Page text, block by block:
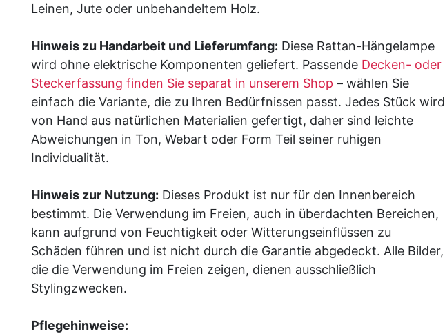
Leinen, Jute oder unbehandeltem Holz.
Hinweis zu Handarbeit und Lieferumfang: Diese Rattan-Hängelampe
wird ohne elektrische Komponenten geliefert. Passende Decken- oder
Steckerfassung finden Sie separat in unserem Shop – wählen Sie
einfach die Variante, die zu Ihren Bedürfnissen passt. Jedes Stück wird
von Hand aus natürlichen Materialien gefertigt, daher sind leichte
Abweichungen in Ton, Webart oder Form Teil seiner ruhigen
Individualität.
Hinweis zur Nutzung: Dieses Produkt ist nur für den Innenbereich
bestimmt. Die Verwendung im Freien, auch in überdachten Bereichen,
kann aufgrund von Feuchtigkeit oder Witterungseinflüssen zu
Schäden führen und ist nicht durch die Garantie abgedeckt. Alle Bilder,
die die Verwendung im Freien zeigen, dienen ausschließlich
Stylingzwecken.
Pflegehinweise: